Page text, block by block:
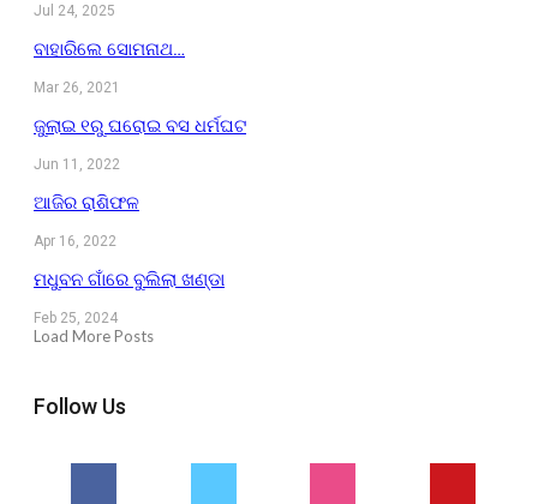
Jul 24, 2025
ବାହାରିଲେ ସୋମନାଥ…
Mar 26, 2021
ଜୁଲାଇ ୧ରୁ ଘରୋଇ ବସ ଧର୍ମଘଟ
Jun 11, 2022
ଆଜିର ରାଶିଫଳ
Apr 16, 2022
ମଧୁବନ ଗାଁରେ ବୁଲିଲା ଖଣ୍ଡା
Feb 25, 2024
Load More Posts
Follow Us